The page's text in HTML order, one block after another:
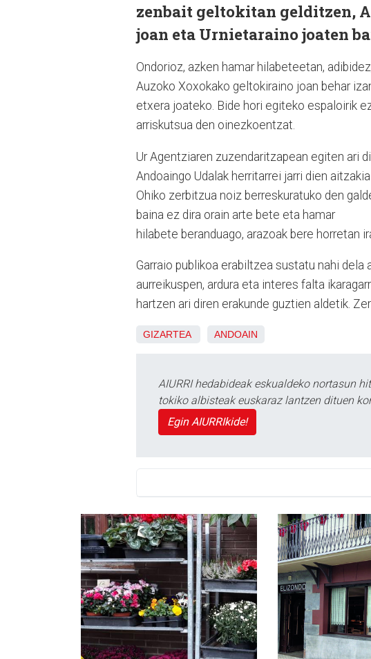
zenbait geltokitan gelditzen,
joan eta Urnietaraino joaten
Ondorioz, azken hamar hilabeteetan,
Auzoko Xoxokako geltokiraino joan behar
etxera joateko. Bide hori egiteko espaloirik
arriskutsua den oinezkoentzat.
Ur Agentziaren zuzendaritzapean egiten ari
Andoaingo Udalak herritarrei jarri dien
Ohiko zerbitzua noiz berreskuratuko den
baina ez dira orain arte bete eta hamar
hilabete beranduago, arazoak bere horretan
Garraio publikoa erabiltzea sustatu nahi dela
aurreikuspen, ardura eta interes falta
hartzen ari diren erakunde guztien aldetik.
GIZARTEA ANDOAIN
AIURRI hedabideak eskualdeko nortasun
tokiko albisteak euskaraz lantzen dituen
Egin AIURRIkide!